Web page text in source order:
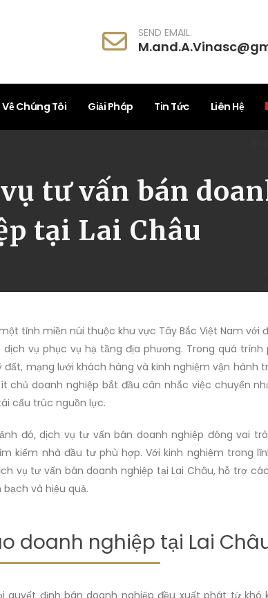
SEND EMAIL.
Về Chúng Tôi Giải Pháp Tin Tức Liên Hệ
tư vấn bán
tại Lai Châu
tỉnh miền núi thuộc khu vực Tây Bắc Việt Nam
vụ phục vụ hạ tầng địa phương. Trong quá
đất, mạng lưới khách hàng và kinh nghiệm vận
chủ doanh nghiệp bắt đầu cân nhắc việc chuyển
cấu trúc nguồn lực.
đó, dịch vụ tư vấn bán doanh nghiệp đóng vai
kiếm nhà đầu tư phù hợp. Với kinh nghiệm trong
vụ tư vấn bán doanh nghiệp tại Lai Châu, hỗ trợ
và hiệu quả.
doanh nghiệp tại Lai
quyết định bán doanh nghiệp đều xuất phát từ